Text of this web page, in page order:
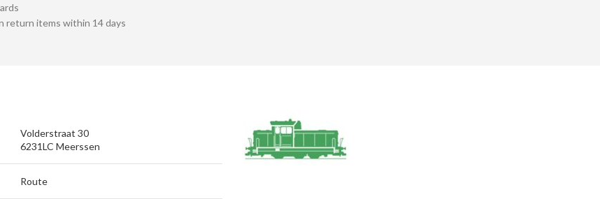
return items within 14 days
Volderstraat 30
6231LC Meerssen
Route